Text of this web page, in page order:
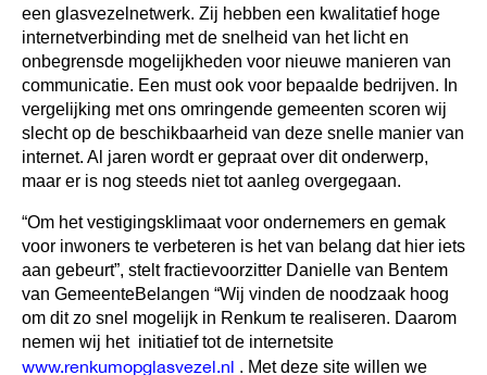
een glasvezelnetwerk. Zij hebben een kwalitatief hoge
internetverbinding met de snelheid van het licht en
onbegrensde mogelijkheden voor nieuwe manieren van
communicatie. Een must ook voor bepaalde bedrijven. In
vergelijking met ons omringende gemeenten scoren wij
slecht op de beschikbaarheid van deze snelle manier van
internet. Al jaren wordt er gepraat over dit onderwerp,
maar er is nog steeds niet tot aanleg overgegaan.
“Om het vestigingsklimaat voor ondernemers en gemak
voor inwoners te verbeteren is het van belang dat hier iets
aan gebeurt”, stelt fractievoorzitter Danielle van Bentem
van GemeenteBelangen “Wij vinden de noodzaak hoog
om dit zo snel mogelijk in Renkum te realiseren. Daarom
nemen wij het initiatief tot de internetsite
www.renkumopglasvezel.nl . Met deze site willen we